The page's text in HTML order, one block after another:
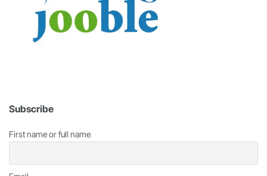
Subscribe
First name or full name